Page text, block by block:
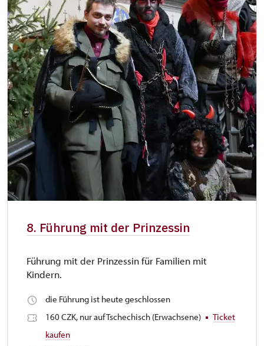
8. Führung mit der Prinzessin
Führung mit der Prinzessin für Familien mit
Kindern.
die Führung ist heute geschlossen
160 CZK, nur auf Tschechisch (Erwachsene)
Ticket
kaufen